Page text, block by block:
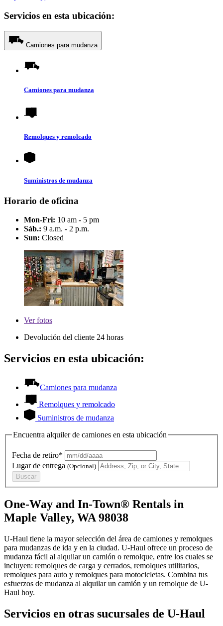
Servicios en esta ubicación:
Camiones para mudanza
Camiones para mudanza
Remolques y remolcado
Suministros de mudanza
Horario de oficina
Mon-Fri: 10 am - 5 pm
Sáb.: 9 a.m. - 2 p.m.
Sun: Closed
Verfotos
Devolución del cliente 24 horas
Servicios en esta ubicación:
Camiones para mudanza
Remolques y remolcado
Suministros de mudanza
Encuentra alquiler de camiones en esta ubicación
Fecha de retiro*
Lugar de entrega (Opcional)
Buscar
One-Way and In-Town® Rentals in
Maple Valley, WA 98038
U-Haul tiene la mayor selección del área de camiones y remolques
para mudanzas de ida y en la ciudad. U-Haul ofrece un proceso de
mudanza fácil al alquilar un camión o remolque, entre los cuales se
incluyen: remolques de carga y cerrados, remolques utilitarios,
remolques para auto y remolques para motocicletas. Combina tus
esfuerzos de mudanza al alquilar un camión y un remolque de U-
Haul hoy.
Servicios en otras sucursales de U-Haul